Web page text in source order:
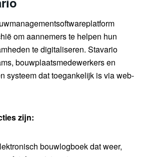
om aannemers te helpen hun
te digitaliseren. Stavario
bouwplaatsmedewerkers en
systeem dat toegankelijk is via web-
zijn:
bouwlogboek dat weer,